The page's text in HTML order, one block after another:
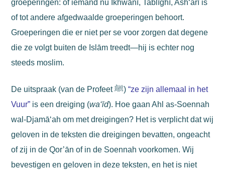
groeperingen: of iemand nu Ikhwānī, Tablīghī, Ash‘arī is
of tot andere afgedwaalde groeperingen behoort.
Groeperingen die er niet per se voor zorgen dat degene
die ze volgt buiten de Islām treedt—hij is echter nog
steeds moslim.
De uitspraak (van de Profeet ﷺ)“ze zijn allemaal in het
Vuur” is een dreiging (wa‘īd). Hoe gaan Ahl as-Soennah
wal-Djamā‘ah om met dreigingen? Het is verplicht dat wij
geloven in de teksten die dreigingen bevatten, ongeacht
of zij in de Qor’ān of in de Soennah voorkomen. Wij
bevestigen en geloven in deze teksten, en het is niet